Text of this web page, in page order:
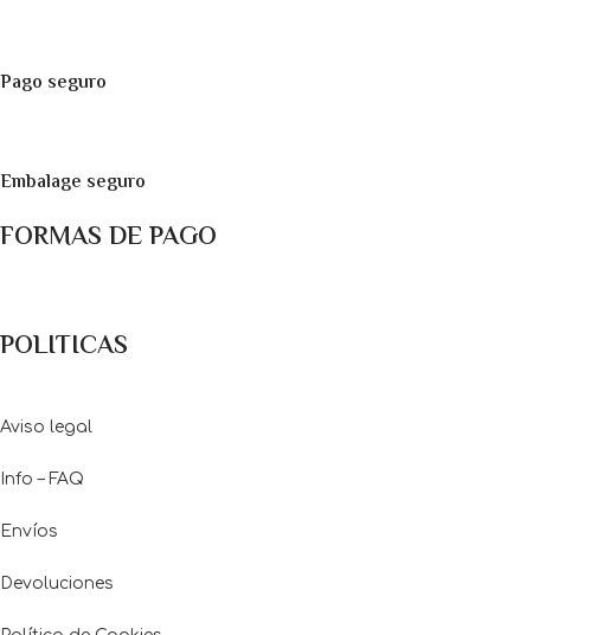
Pago seguro
Embalage seguro
FORMAS DE PAGO
POLITICAS
Aviso legal
Info – FAQ
Envíos
Devoluciones